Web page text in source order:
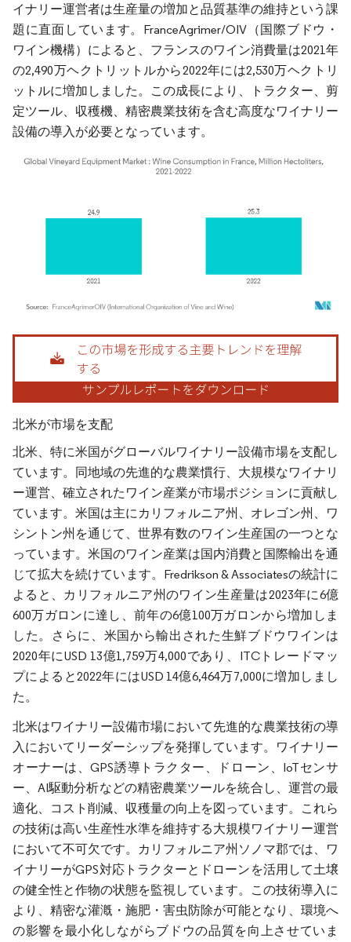
イナリー運営者は生産量の増加と品質基準の維持という課
題に直面しています。FranceAgrimer/OIV（国際ブドウ・
ワイン機構）によると、フランスのワイン消費量は2021年
の2,490万ヘクトリットルから2022年には2,530万ヘクトリ
ットルに増加しました。この成長により、トラクター、剪
定ツール、収穫機、精密農業技術を含む高度なワイナリー
設備の導入が必要となっています。
画像 © Mordor Intelligence。再利用にはCC BY 4.0の表示が必要です。
北米が市場を支配
北米、特に米国がグローバルワイナリー設備市場を支配し
ています。同地域の先進的な農業慣行、大規模なワイナリ
ー運営、確立されたワイン産業が市場ポジションに貢献し
ています。米国は主にカリフォルニア州、オレゴン州、ワ
シントン州を通じて、世界有数のワイン生産国の一つとな
っています。米国のワイン産業は国内消費と国際輸出を通
じて拡大を続けています。Fredrikson & Associatesの統計に
よると、カリフォルニア州のワイン生産量は2023年に6億
600万ガロンに達し、前年の6億100万ガロンから増加しま
した。さらに、米国から輸出された生鮮ブドウワインは
2020年にUSD 13億1,759万4,000であり、ITCトレードマッ
プによると2022年にはUSD 14億6,464万7,000に増加しまし
た。
北米はワイナリー設備市場において先進的な農業技術の導
入においてリーダーシップを発揮しています。ワイナリー
オーナーは、GPS誘導トラクター、ドローン、IoTセンサ
ー、AI駆動分析などの精密農業ツールを統合し、運営の最
適化、コスト削減、収穫量の向上を図っています。これら
の技術は高い生産性水準を維持する大規模ワイナリー運営
において不可欠です。カリフォルニア州ソノマ郡では、ワ
イナリーがGPS対応トラクターとドローンを活用して土壌
の健全性と作物の状態を監視しています。この技術導入に
より、精密な灌漑・施肥・害虫防除が可能となり、環境へ
の影響を最小化しながらブドウの品質を向上させていま